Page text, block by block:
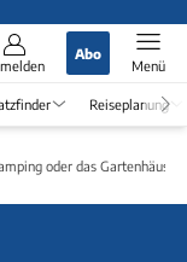
Abo
Menü
Reiseplanung
oder das